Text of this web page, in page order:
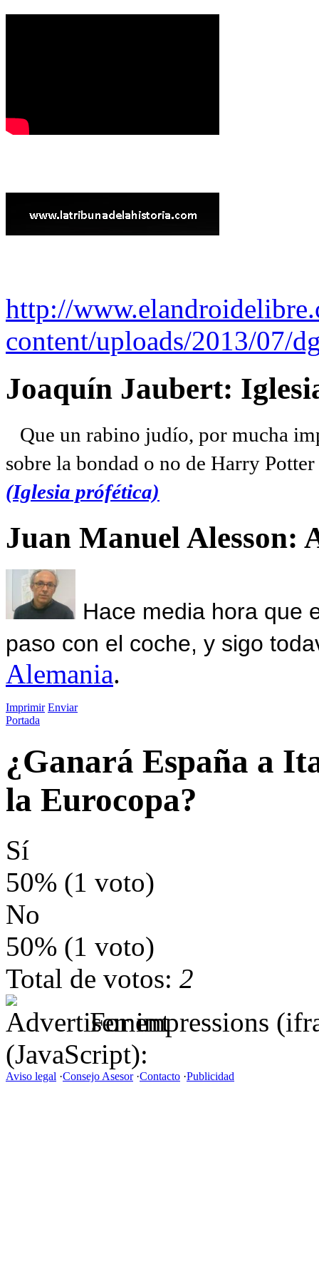
http://
content/uploads/2013/07/
Joaquín Jaubert:
Que un rabino judío, por mucha
sobre la bondad o no de Harry
(Iglesia prófética)
Juan Manuel Alesson:
Hace media hora que
paso con el coche, y sigo
Alemania.
Imprimir Enviar
Portada
¿Ganará España a
la Eurocopa?
Sí
50% (1 voto)
No
50% (1 voto)
Total de votos: 2
For impressions
(JavaScript):
Aviso legal ·Consejo Asesor·Contacto ·Publicidad